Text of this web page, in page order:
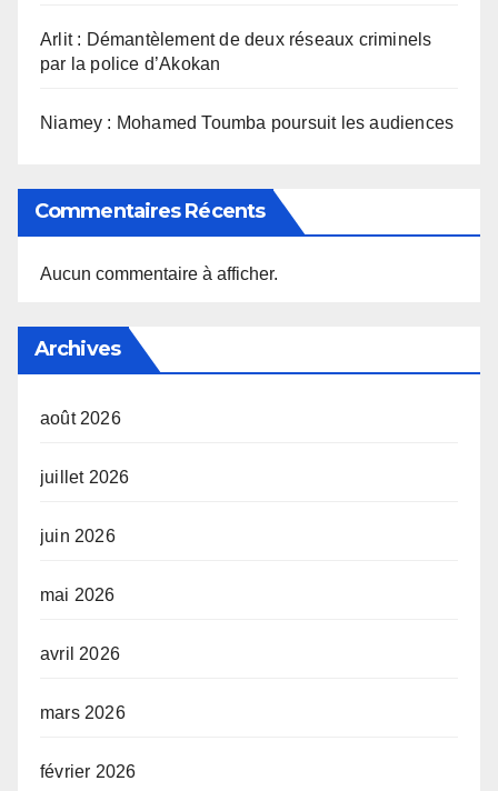
Arlit : Démantèlement de deux réseaux criminels
par la police d’Akokan
Niamey : Mohamed Toumba poursuit les audiences
Commentaires Récents
Aucun commentaire à afficher.
Archives
août 2026
juillet 2026
juin 2026
mai 2026
avril 2026
mars 2026
février 2026